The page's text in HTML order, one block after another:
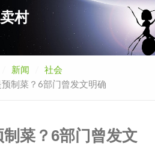
村
新闻
社会
制菜？6部门曾发文明确
菜？6部门曾发文